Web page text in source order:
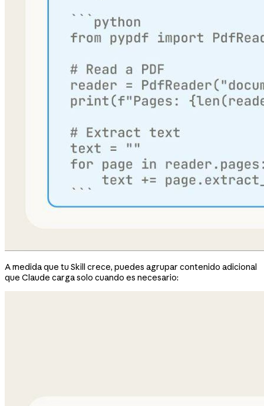
A medida que tu Skill crece, puedes agrupar contenido adicional
que Claude carga solo cuando es necesario: